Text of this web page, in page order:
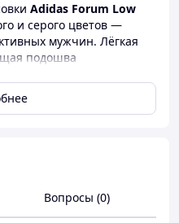
Adidas Forum Low
и серого цветов —
мужчин. Лёгкая
подошва
44-28см, 45-28,5см, 46-
Вопросы (0)